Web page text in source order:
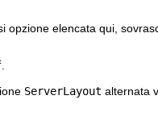
elencata qui,
ServerLayout alternata